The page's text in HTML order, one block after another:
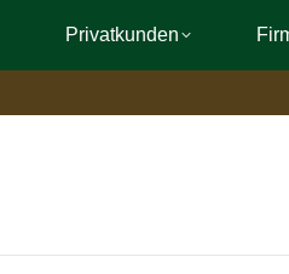
Privatkunden